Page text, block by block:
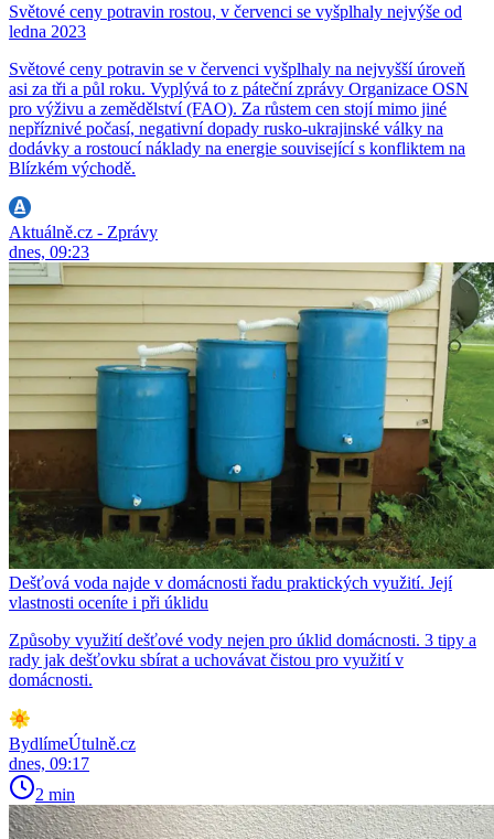
Světové ceny potravin rostou, v červenci se vyšplhaly nejvýše od
ledna 2023
Světové ceny potravin se v červenci vyšplhaly na nejvyšší úroveň
asi za tři a půl roku. Vyplývá to z páteční zprávy Organizace OSN
pro výživu a zemědělství (FAO). Za růstem cen stojí mimo jiné
nepříznivé počasí, negativní dopady rusko-ukrajinské války na
dodávky a rostoucí náklady na energie související s konfliktem na
Blízkém východě.
Aktuálně.cz - Zprávy
dnes, 09:23
Dešťová voda najde v domácnosti řadu praktických využití. Její
vlastnosti oceníte i při úklidu
Způsoby využití dešťové vody nejen pro úklid domácnosti. 3 tipy a
rady jak dešťovku sbírat a uchovávat čistou pro využití v
domácnosti.
BydlímeÚtulně.cz
dnes, 09:17
2 min